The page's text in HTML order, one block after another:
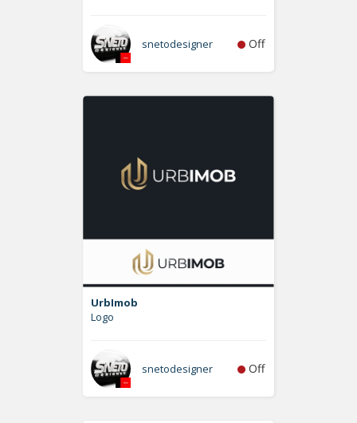
snetodesigner Off
UrbImob
Logo
snetodesigner Off